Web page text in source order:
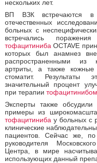
нескольких лет.
ВП ВЗК встречаются
отечественных
больных с
встречались
тофацитиниба OCTAVE
которых был анамнез
распространенными из
артриты, а также кожные
стоматит. Результаты
значительный процент
при терапии тофацитинибом
Эксперты также обсудили
примеры из
тофацитиниба у больных с
клинические
пациентов. Сейчас же,
руководителя
Центра, в мире
использующих данный